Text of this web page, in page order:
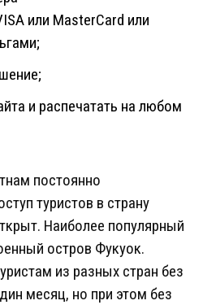
или MasterCard или
и распечатать на любом
постоянно
туристов в страну
Наиболее популярный
остров Фукуок.
из разных стран без
месяц, но при этом без